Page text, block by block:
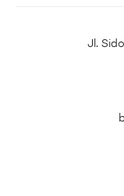
Jl.